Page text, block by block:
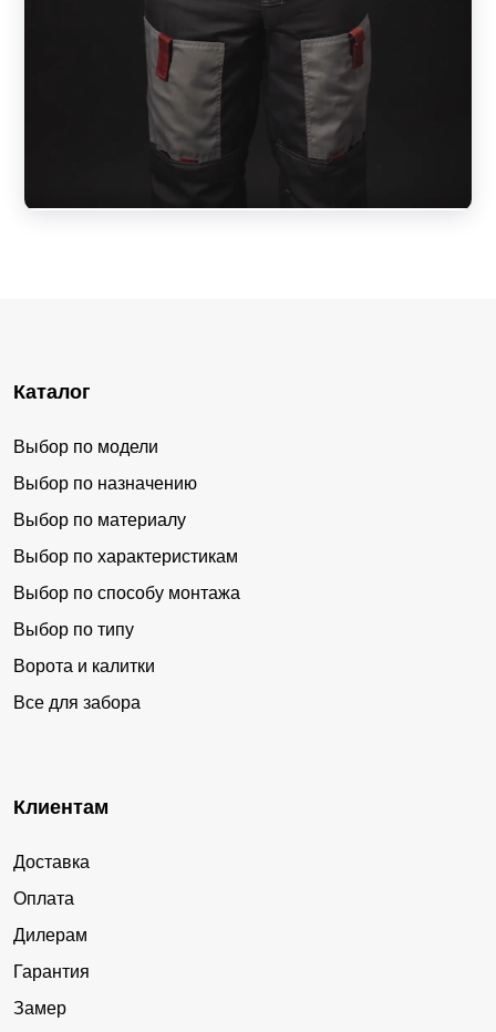
Каталог
Выбор по модели
Выбор по назначению
Выбор по материалу
Выбор по характеристикам
Выбор по способу монтажа
Выбор по типу
Ворота и калитки
Все для забора
Клиентам
Доставка
Оплата
Дилерам
Гарантия
Замер